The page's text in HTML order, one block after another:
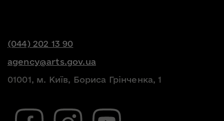
(044) 202 13 90
agency@arts.gov.ua
01001, м. Київ, Бориса Грінченка, 1